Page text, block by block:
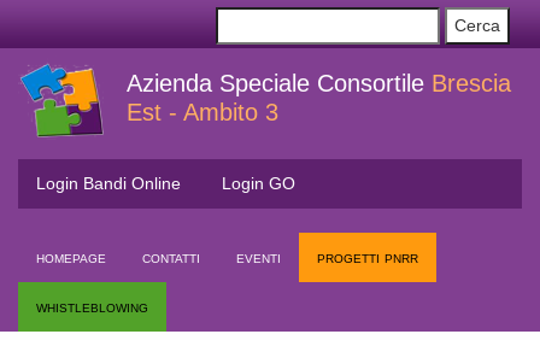
Azienda Speciale Consortile Brescia
Est - Ambito 3
Login Bandi Online Login GO
homepage contatti eventi progetti pnrr
whistleblowing